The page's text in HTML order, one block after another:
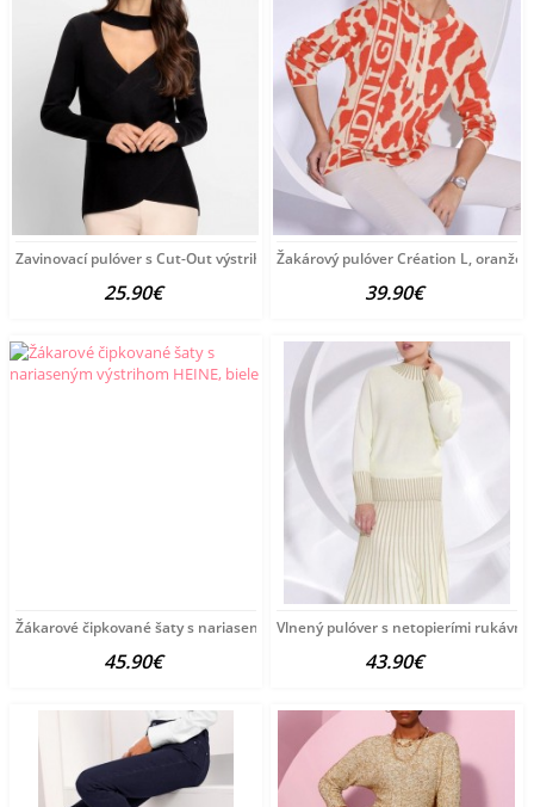
Zavinovací pulóver s Cut-Out výstrihom HEINE, čierny
25.90€
Žakárový pulóver Création L,
39.90€
Žákarové čipkované šaty s nariaseným výstrihom HEINE,
45.90€
Vlnený pulóver s netopierími
43.90€